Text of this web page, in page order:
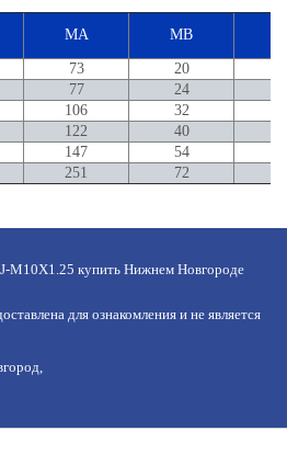
MA MB
73 20
77 24
106 32
122 40
147 54
251 72
для ознакомления и не является